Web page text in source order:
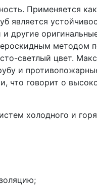
Применяется
является
и другие
методом
светлый цвет.
и
что говорит о
холодного и